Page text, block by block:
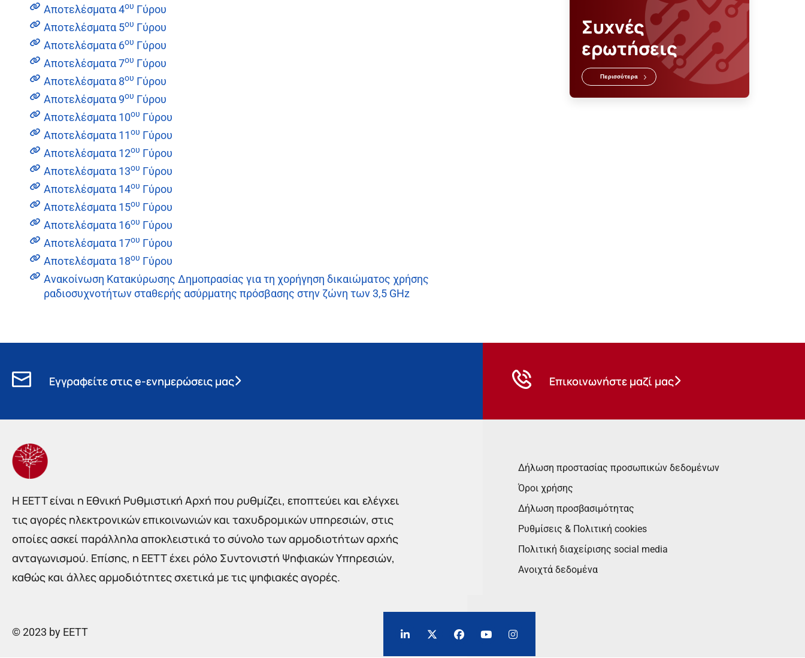
Αποτελέσματα 4ου Γύρου
Αποτελέσματα 5ου Γύρου
Αποτελέσματα 6ου Γύρου
Αποτελέσματα 7ου Γύρου
Αποτελέσματα 8ου Γύρου
Αποτελέσματα 9ου Γύρου
Αποτελέσματα 10ου Γύρου
Αποτελέσματα 11ου Γύρου
Αποτελέσματα 12ου Γύρου
Αποτελέσματα 13ου Γύρου
Αποτελέσματα 14ου Γύρου
Αποτελέσματα 15ου Γύρου
Αποτελέσματα 16ου Γύρου
Αποτελέσματα 17ου Γύρου
Αποτελέσματα 18ου Γύρου
Ανακοίνωση Κατακύρωσης Δημοπρασίας για τη χορήγηση δικαιώματος χρήσης
ραδιοσυχνοτήτων σταθερής ασύρματης πρόσβασης στην ζώνη των 3,5 GHz
Συχνές
ερωτήσεις
Περισσότερα
Εγγραφείτε στις e-ενημερώσεις μας Επικοινωνήστε μαζί μας
Η EETT είναι η Εθνική Ρυθμιστική Αρχή που ρυθμίζει, εποπτεύει και ελέγχει
τις αγορές ηλεκτρονικών επικοινωνιών και ταχυδρομικών υπηρεσιών, στις
οποίες ασκεί παράλληλα αποκλειστικά το σύνολο των αρμοδιοτήτων αρχής
ανταγωνισμού. Επίσης, η ΕΕΤΤ έχει ρόλο Συντονιστή Ψηφιακών Υπηρεσιών,
καθώς και άλλες αρμοδιότητες σχετικά με τις ψηφιακές αγορές.
Δήλωση προστασίας προσωπικών δεδομένων
Όροι χρήσης
Δήλωση προσβασιμότητας
Ρυθμίσεις & Πολιτική cookies
Πολιτική διαχείρισης social media
Ανοιχτά δεδομένα
© 2023 by EETT